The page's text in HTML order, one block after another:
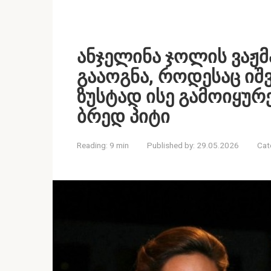
ანჯელინა ჯოლის
გააოგნა, როდესაც
ზუსტად ისე
ბრედ პიტი
Reading: 9 min Published by: 29.05.2026